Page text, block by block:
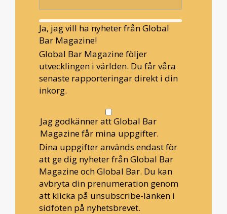
Ja, jag vill ha nyheter från Global
Bar Magazine!
Global Bar Magazine följer
utvecklingen i världen. Du får våra
senaste rapporteringar direkt i din
inkorg.
Jag godkänner att Global Bar
Magazine får mina uppgifter.
Dina uppgifter används endast för
att ge dig nyheter från Global Bar
Magazine och Global Bar. Du kan
avbryta din prenumeration genom
att klicka på unsubscribe-länken i
sidfoten på nyhetsbrevet.